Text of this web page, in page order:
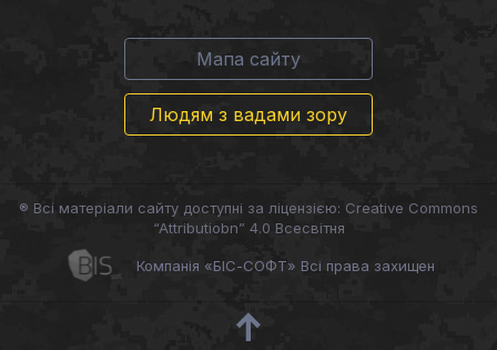
Мапа сайту
Людям з вадами зору
® Всі матеріали сайту доступні за ліцензією: Creative Commons
“Attributiobn” 4.0 Всесвітня
Компанія «БІС-СОФТ» Всі права захищен